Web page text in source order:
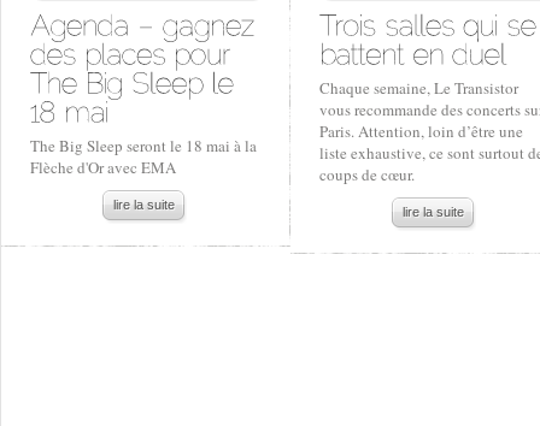
The Big Sleep seront le 18 mai à la
Flèche d'Or avec EMA
lire la suite
Chaque semaine, Le Transistor
vous recommande des concerts
Paris. Attention, loin d’être une
liste exhaustive, ce sont surtout
coups de cœur.
lire la suite